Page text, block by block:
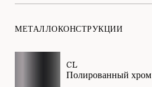
МЕТАЛЛОКОНСТРУКЦИИ
CL
Полированный хром